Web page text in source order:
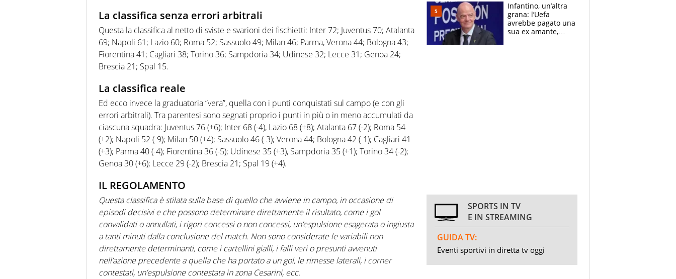
La classifica senza errori arbitrali
Questa la classifica al netto di sviste e svarioni dei fischietti: Inter 72; Juventus 70; Atalanta
69; Napoli 61; Lazio 60; Roma 52; Sassuolo 49; Milan 46; Parma, Verona 44; Bologna 43;
Fiorentina 41; Cagliari 38; Torino 36; Sampdoria 34; Udinese 32; Lecce 31; Genoa 24;
Brescia 21; Spal 15.
La classifica reale
Ed ecco invece la graduatoria “vera”, quella con i punti conquistati sul campo (e con gli
errori arbitrali). Tra parentesi sono segnati proprio i punti in più o in meno accumulati da
ciascuna squadra: Juventus 76 (+6); Inter 68 (-4), Lazio 68 (+8); Atalanta 67 (-2); Roma 54
(+2); Napoli 52 (-9); Milan 50 (+4); Sassuolo 46 (-3); Verona 44; Bologna 42 (-1); Cagliari 41
(+3); Parma 40 (-4); Fiorentina 36 (-5); Udinese 35 (+3), Sampdoria 35 (+1); Torino 34 (-2);
Genoa 30 (+6); Lecce 29 (-2); Brescia 21; Spal 19 (+4).
IL REGOLAMENTO
Questa classifica è stilata sulla base di quello che avviene in campo, in occasione di
episodi decisivi e che possono determinare direttamente il risultato, come i gol
convalidati o annullati, i rigori concessi o non concessi, un’espulsione esagerata o ingiusta
a tanti minuti dalla conclusione del match. Non sono considerate le variabili non
direttamente determinanti, come i cartellini gialli, i falli veri o presunti avvenuti
nell’azione precedente a quella che ha portato a un gol, le rimesse laterali, i corner
contestati, un’espulsione contestata in zona Cesarini, ecc.
Infantino, un’altra
grana: l’Uefa
avrebbe pagato una
sua ex amante,
SPORTS IN TV
E IN STREAMING
GUIDA TV:
Eventi sportivi in diretta tv oggi